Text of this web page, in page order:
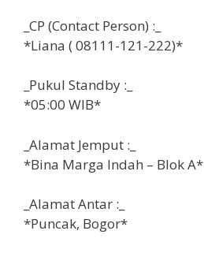
_CP (Contact Person) :_
*Liana ( 08111-121-222)*
_Pukul Standby :_
*05:00 WIB*
_Alamat Jemput :_
*Bina Marga Indah – Blok A*
_Alamat Antar :_
*Puncak, Bogor*